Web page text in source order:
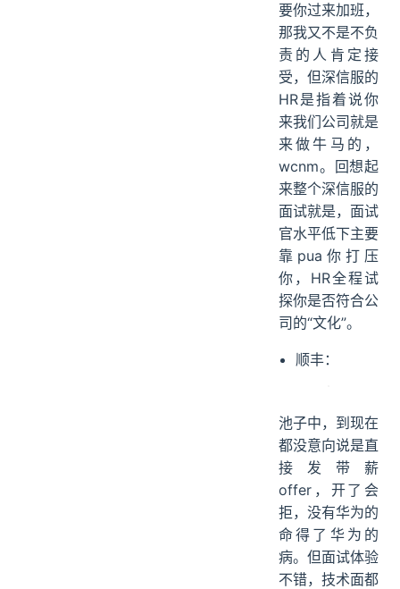
要你过来加班，
那我又不是不负
责的人肯定接
受，但深信服的
HR是指着说你
来我们公司就是
来做牛马的，
wcnm。回想起
来整个深信服的
面试就是，面试
官水平低下主要
靠pua你打压
你，HR全程试
探你是否符合公
司的“文化”。
顺丰：
池子中，到现在
都没意向说是直
接发带薪
offer，开了会
拒，没有华为的
命得了华为的
病。但面试体验
不错，技术面都